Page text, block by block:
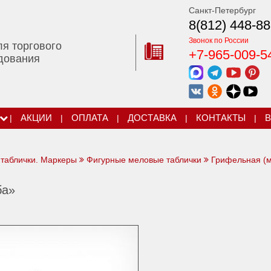
торгового
Санкт-Петербург
8(812) 448-
Звонок по России
+7-965-009-
| АКЦИИ | ОПЛАТА | ДОСТАВКА | КОНТАКТЫ |
Маркеры Фигурные меловые таблички Грифельная